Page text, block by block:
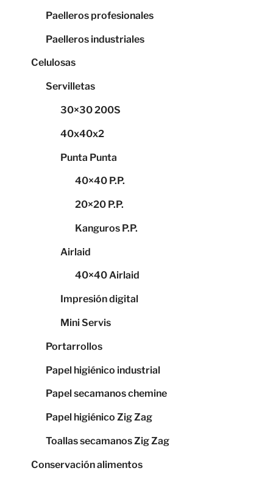
Paelleros profesionales
Paelleros industriales
Celulosas
Servilletas
30×30 200S
40x40x2
Punta Punta
40×40 P.P.
20×20 P.P.
Kanguros P.P.
Airlaid
40×40 Airlaid
Impresión digital
Mini Servis
Portarrollos
Papel higiénico industrial
Papel secamanos chemine
Papel higiénico Zig Zag
Toallas secamanos Zig Zag
Conservación alimentos